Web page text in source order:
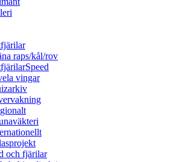
raps/kål/rov
vingar
och fjärilar